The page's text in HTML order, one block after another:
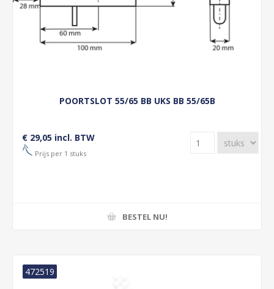
POORTSLOT 55/65 BB UKS BB 55/65B
€ 29,05 incl. BTW
Prijs per 1 stuks
BESTEL NU!
472519